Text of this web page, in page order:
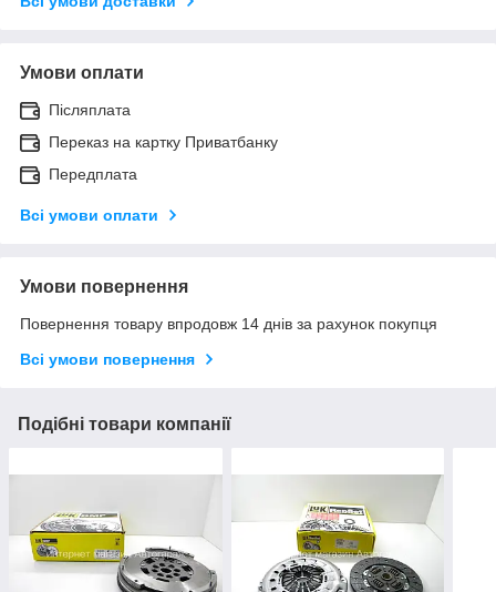
Умови оплати
Післяплата
Переказ на картку Приватбанку
Передплата
Всі умови оплати
Умови повернення
Повернення товару впродовж 14 днів за рахунок покупця
Всі умови повернення
Подібні товари компанії